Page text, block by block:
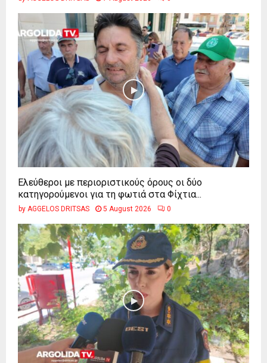
Ελεύθεροι με περιοριστικούς όρους οι δύο
κατηγορούμενοι για τη φωτιά στα Φίχτια...
by AGGELOS DRITSAS 5 August 2026 0